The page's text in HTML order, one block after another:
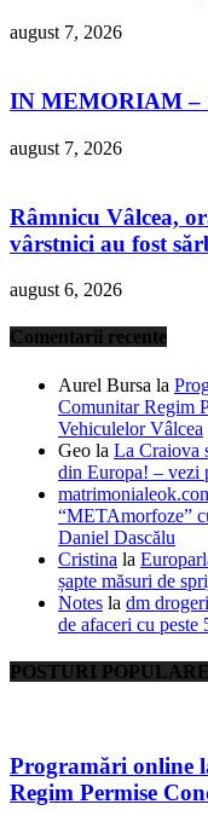
august 7, 2026
IN MEMORIAM –
august 7, 2026
Râmnicu Vâlcea,
vârstnici au fost
august 6, 2026
Comentarii recente
Aurel Bursa la
Comunitar Regim
Vehiculelor Vâlcea
Geo la La Craiova
din Europa! – vezi
“METAmorfoze”
Daniel Dascălu
Cristina la
șapte măsuri de
Notes la dm
de afaceri cu
POSTURI POPULARE
Programări online
Regim Permise